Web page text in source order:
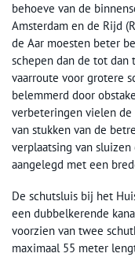
behoeve van de
Amsterdam en de Rijd
de Aar moesten beter
schepen dan de tot dan
vaarroute voor grotere
belemmerd door
verbeteringen vielen
van stukken van de
verplaatsing van
aangelegd met een
De schutsluis bij het
een dubbelkerende
voorzien van twee
maximaal 55 meter